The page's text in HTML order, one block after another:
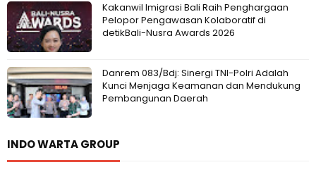
Kakanwil Imigrasi Bali Raih Penghargaan
Pelopor Pengawasan Kolaboratif di
detikBali-Nusra Awards 2026
Danrem 083/Bdj: Sinergi TNI-Polri Adalah
Kunci Menjaga Keamanan dan Mendukung
Pembangunan Daerah
INDO WARTA GROUP